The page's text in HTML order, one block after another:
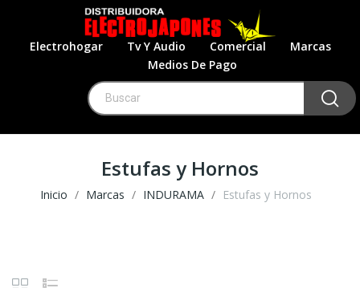
Electrohogar Tv Y Audio Comercial
Marcas
Medios De Pago
Estufas y Hornos
Inicio Marcas INDURAMA Estufas y Hornos